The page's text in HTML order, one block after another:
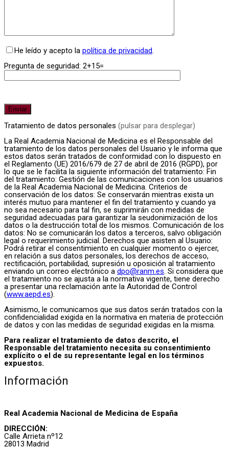
He leído y acepto la política de privacidad.
Pregunta de seguridad: 2+15=
Tratamiento de datos personales (pulsar para desplegar)
La Real Academia Nacional de Medicina es el Responsable del
tratamiento de los datos personales del Usuario y le informa que
estos datos serán tratados de conformidad con lo dispuesto en
el Reglamento (UE) 2016/679 de 27 de abril de 2016 (RGPD), por
lo que se le facilita la siguiente información del tratamiento: Fin
del tratamiento: Gestión de las comunicaciones con los usuarios
de la Real Academia Nacional de Medicina. Criterios de
conservación de los datos: Se conservarán mientras exista un
interés mutuo para mantener el fin del tratamiento y cuando ya
no sea necesario para tal fin, se suprimirán con medidas de
seguridad adecuadas para garantizar la seudonimización de los
datos o la destrucción total de los mismos. Comunicación de los
datos: No se comunicarán los datos a terceros, salvo obligación
legal o requerimiento judicial. Derechos que asisten al Usuario:
Podrá retirar el consentimiento en cualquier momento o ejercer,
en relación a sus datos personales, los derechos de acceso,
rectificación, portabilidad, supresión u oposición al tratamiento
enviando un correo electrónico a dpo@ranm.es. Si considera que
el tratamiento no se ajusta a la normativa vigente, tiene derecho
a presentar una reclamación ante la Autoridad de Control
(www.aepd.es).
Asimismo, le comunicamos que sus datos serán tratados con la
confidencialidad exigida en la normativa en materia de protección
de datos y con las medidas de seguridad exigidas en la misma.
Para realizar el tratamiento de datos descrito, el
Responsable del tratamiento necesita su consentimiento
explícito o el de su representante legal en los términos
expuestos.
Información
Real Academia Nacional de Medicina de España
DIRECCIÓN:
Calle Arrieta nº12
28013 Madrid